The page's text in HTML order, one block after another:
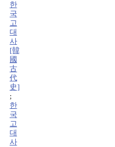
한
국
고
대
사
[韓
國
古
代
史]
;
한
국
고
대
사